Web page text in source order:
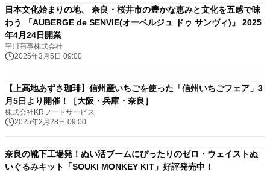
日本文化始まりの地、 奈良・桜井市の豊かな恵みと文化を五感で味
わう 「AUBERGE de SENVIE(オーベルジュ ドゥ サンヴィ)」 2025
年4月24日開業
平川商事株式会社
2025年3月5日 09:00
【上高地あずさ珈琲】信州産いちごを使った「信州いちごフェア」3
月5日より開催！［大阪・兵庫・奈良］
株式会社KRフードサービス
2025年2月28日 09:00
奈良の靴下工場発！ぬい活ブームにぴったりのゼロ・ウェイストぬ
いぐるみキット「SOUKI MONKEY KIT」好評発売中！